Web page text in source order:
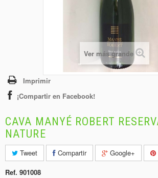
Ver más grande
Imprimir
¡Compartir en Facebook!
CAVA MANYÉ ROBERT
NATURE
Tweet Compartir Google+
Ref. 901008